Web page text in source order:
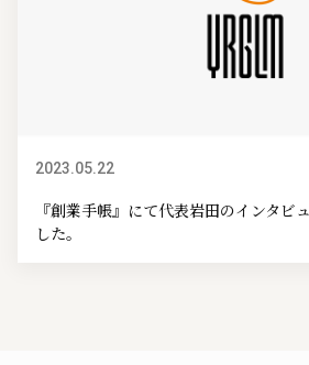
2023.05.22
『創業手帳』にて代表岩田のインタビ
した。